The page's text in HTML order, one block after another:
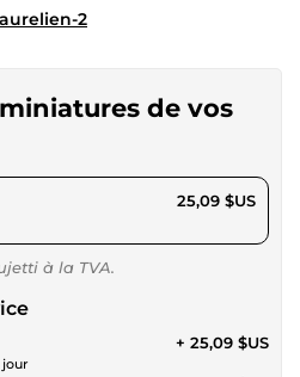
2
de vos
$US 25,09 $US
à la TVA.
jour
+ 25,09 $US